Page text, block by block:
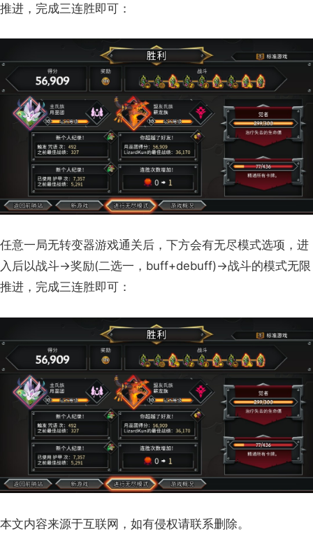
推进，完成三连胜即可：
任意一局无转变器游戏通关后，下方会有无尽模式选项，进
入后以战斗→奖励(二选一，buff+debuff)→战斗的模式无限
推进，完成三连胜即可：
本文内容来源于互联网，如有侵权请联系删除。